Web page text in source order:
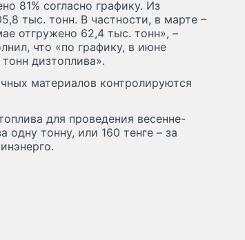
81% согласно графику. Из
тыс. тонн. В частности, в марте –
отгружено 62,4 тыс. тонн», –
что «по графику, в июне
дизтоплива».
материалов контролируются
для проведения весенне-
одну тонну, или 160 тенге – за